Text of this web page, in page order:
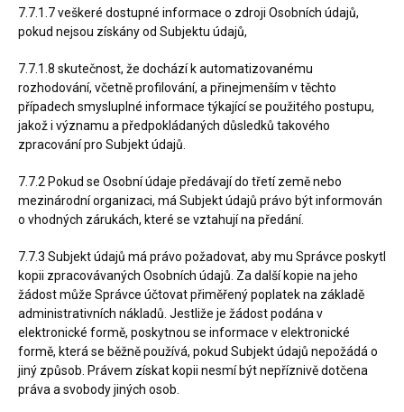
7.7.1.7 veškeré dostupné informace o zdroji Osobních údajů,
pokud nejsou získány od Subjektu údajů,
7.7.1.8 skutečnost, že dochází k automatizovanému
rozhodování, včetně profilování, a přinejmenším v těchto
případech smysluplné informace týkající se použitého postupu,
jakož i významu a předpokládaných důsledků takového
zpracování pro Subjekt údajů.
7.7.2 Pokud se Osobní údaje předávají do třetí země nebo
mezinárodní organizaci, má Subjekt údajů právo být informován
o vhodných zárukách, které se vztahují na předání.
7.7.3 Subjekt údajů má právo požadovat, aby mu Správce poskytl
kopii zpracovávaných Osobních údajů. Za další kopie na jeho
žádost může Správce účtovat přiměřený poplatek na základě
administrativních nákladů. Jestliže je žádost podána v
elektronické formě, poskytnou se informace v elektronické
formě, která se běžně používá, pokud Subjekt údajů nepožádá o
jiný způsob. Právem získat kopii nesmí být nepříznivě dotčena
práva a svobody jiných osob.